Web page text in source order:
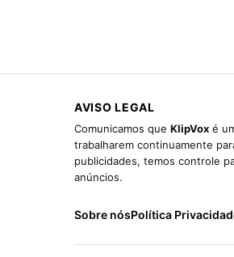
AVISO LEGAL
Comunicamos que KlipVox é
trabalharem continuamente
publicidades, temos controle
anúncios.
Sobre nósPolítica